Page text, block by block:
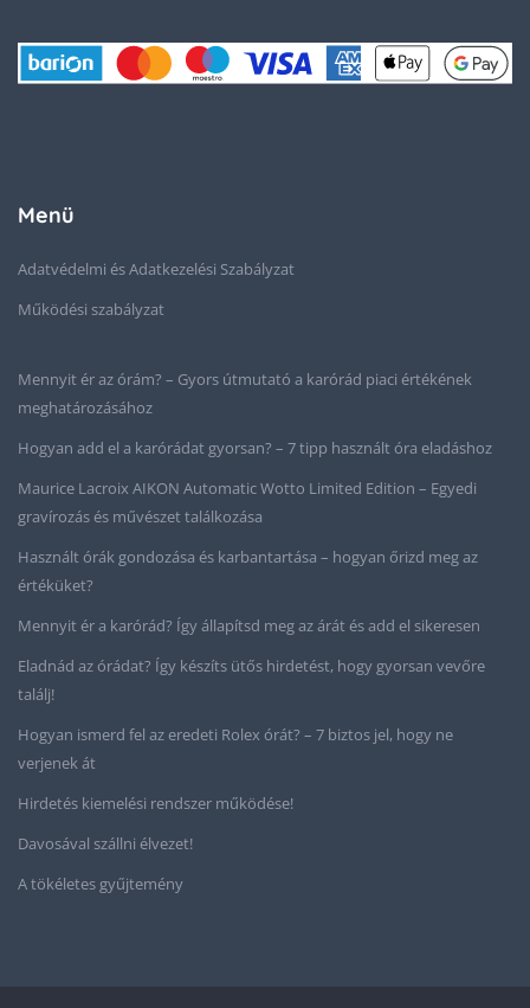
Menü
Adatvédelmi és Adatkezelési Szabályzat
Működési szabályzat
Mennyit ér az órám? – Gyors útmutató a karórád piaci értékének
meghatározásához
Hogyan add el a karórádat gyorsan? – 7 tipp használt óra eladáshoz
Maurice Lacroix AIKON Automatic Wotto Limited Edition – Egyedi
gravírozás és művészet találkozása
Használt órák gondozása és karbantartása – hogyan őrizd meg az
értéküket?
Mennyit ér a karórád? Így állapítsd meg az árát és add el sikeresen
Eladnád az órádat? Így készíts ütős hirdetést, hogy gyorsan vevőre
találj!
Hogyan ismerd fel az eredeti Rolex órát? – 7 biztos jel, hogy ne
verjenek át
Hirdetés kiemelési rendszer működése!
Davosával szállni élvezet!
A tökéletes gyűjtemény